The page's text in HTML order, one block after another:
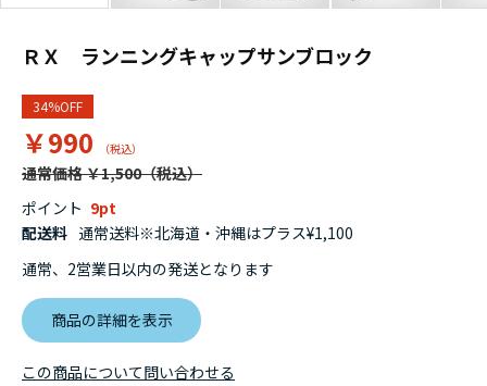
ＲＸ ランニングキャップサンブロック
34%OFF
￥990
通常価格 ￥1,500
ポイント 9
配送料 通常送料※北海道・沖縄はプラス¥1,100
通常、2営業日以内の発送となります
商品の詳細を表示
この商品について問い合わせる